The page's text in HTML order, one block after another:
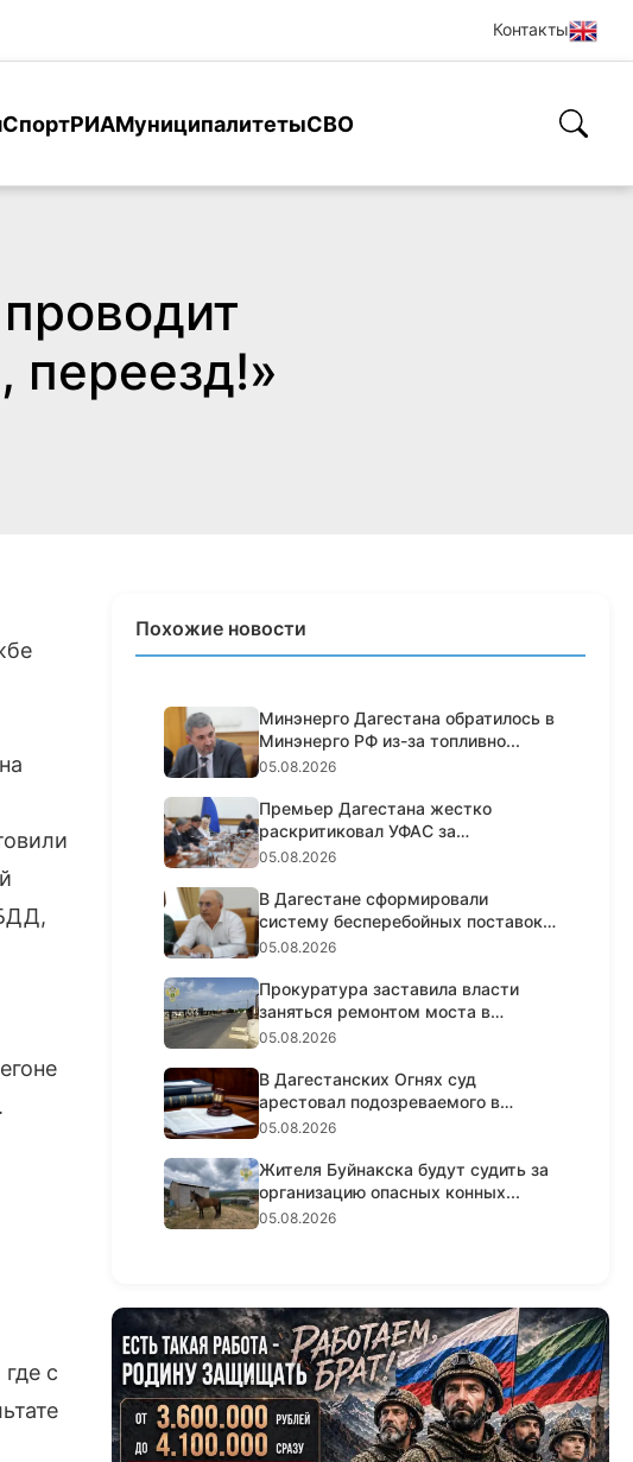
Контакты
СпортРИАМуниципалитетыСВО
переезд!»
с
Похожие новости
Минэнерго Дагестана обратилось в
Минэнерго РФ из-за топливно...
05.08.2026
Премьер Дагестана жестко
раскритиковал УФАС за
пассивность н...
05.08.2026
В Дагестане сформировали
систему бесперебойных поставок
топл...
05.08.2026
Прокуратура заставила власти
заняться ремонтом моста в
Кизил...
05.08.2026
В Дагестанских Огнях суд
арестовал подозреваемого в
крупном...
05.08.2026
Жителя Буйнакска будут судить за
организацию опасных конных...
05.08.2026